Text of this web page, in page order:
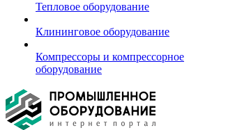
Тепловое оборудование
Клининговое оборудование
Компрессоры и компрессорное
оборудование